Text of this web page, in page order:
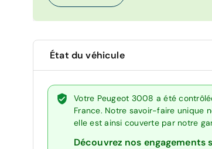
État du véhicule
Votre Peugeot 3008 a été
France. Notre savoir-faire unique
elle est ainsi couverte par notre
Découvrez nos engagements